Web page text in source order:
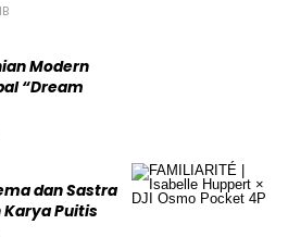
Modern
“Dream
dan Sastra
Puitis